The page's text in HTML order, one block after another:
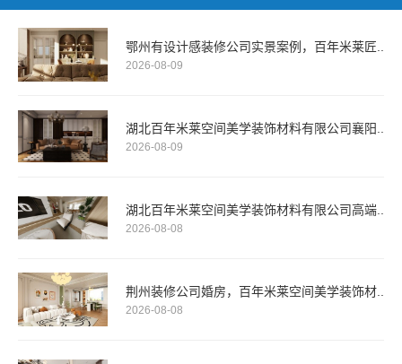
鄂州有设计感装修公司实景案例，百年米莱匠..
2026-08-09
湖北百年米莱空间美学装饰材料有限公司襄阳..
2026-08-09
湖北百年米莱空间美学装饰材料有限公司高端..
2026-08-08
荆州装修公司婚房，百年米莱空间美学装饰材..
2026-08-08